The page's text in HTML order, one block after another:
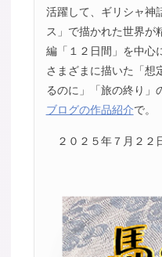
活躍して、ギリシャ神
ス」で描かれた世界が
編「１２日間」を中心
さまざまに描いた「想
るのに」「旅の終り」
ブログの作品紹介で。
２０２５年７月２２